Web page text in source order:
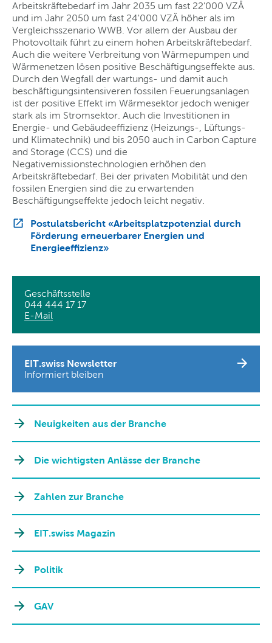
Arbeitskräftebedarf im Jahr 2035 um fast 22'000 VZÄ
und im Jahr 2050 um fast 24'000 VZÄ höher als im
Vergleichsszenario WWB. Vor allem der Ausbau der
Photovoltaik führt zu einem hohen Arbeitskräftebedarf.
Auch die weitere Verbreitung von Wärmepumpen und
Wärmenetzen lösen positive Beschäftigungseffekte aus.
Durch den Wegfall der wartungs- und damit auch
beschäftigungsintensiveren fossilen Feuerungsanlagen
ist der positive Effekt im Wärmesektor jedoch weniger
stark als im Stromsektor. Auch die Investitionen in
Energie- und Gebäudeeffizienz (Heizungs-, Lüftungs-
und Klimatechnik) und bis 2050 auch in Carbon Capture
and Storage (CCS) und die
Negativemissionstechnologien erhöhen den
Arbeitskräftebedarf. Bei der privaten Mobilität und den
fossilen Energien sind die zu erwartenden
Beschäftigungseffekte jedoch leicht negativ.
Postulatsbericht «Arbeitsplatzpotenzial durch
Förderung erneuerbarer Energien und
Energieeffizienz»
Geschäftsstelle
044 444 17 17
E-Mail
EIT.swiss Newsletter
Informiert bleiben
Neuigkeiten aus der Branche
Die wichtigsten Anlässe der Branche
Zahlen zur Branche
EIT.swiss Magazin
Politik
GAV